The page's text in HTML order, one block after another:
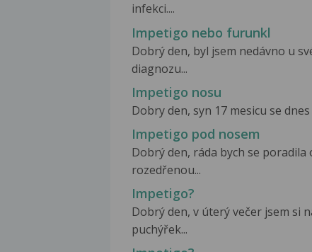
infekci....
Impetigo nebo furunkl
Dobrý den, byl jsem nedávno u
diagnozu...
Impetigo nosu
Dobry den, syn 17 mesicu se
Impetigo pod nosem
Dobrý den, ráda bych se
rozedřenou...
Impetigo?
Dobrý den, v úterý večer jsem si
puchýřek...